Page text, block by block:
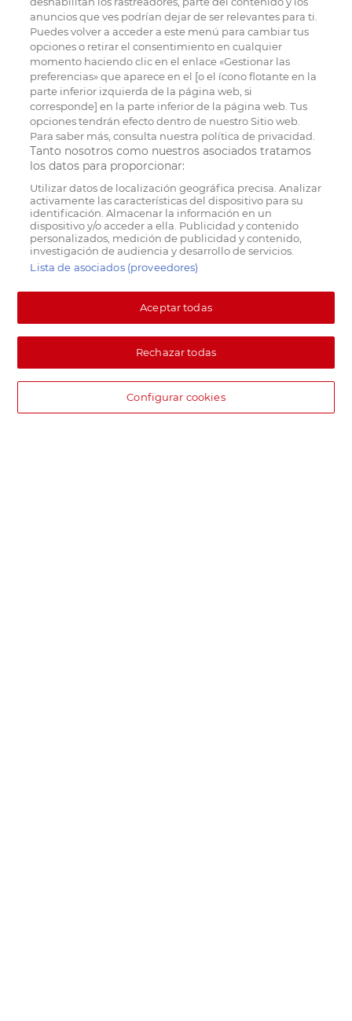
anuncios que ves podrían dejar de ser relevantes para ti.
Puedes volver a acceder a este menú para cambiar tus
opciones o retirar el consentimiento en cualquier
momento haciendo clic en el enlace «Gestionar las
preferencias» que aparece en el [o el ícono flotante en la
parte inferior izquierda de la página web, si
corresponde] en la parte inferior de la página web. Tus
opciones tendrán efecto dentro de nuestro Sitio web.
Para saber más, consulta nuestra política de privacidad.
Tanto nosotros como nuestros asociados tratamos
los datos para proporcionar:
Utilizar datos de localización geográfica precisa. Analizar
activamente las características del dispositivo para su
identificación. Almacenar la información en un
dispositivo y/o acceder a ella. Publicidad y contenido
personalizados, medición de publicidad y contenido,
investigación de audiencia y desarrollo de servicios.
Lista de asociados (proveedores)
Aceptar todas
Rechazar todas
Configurar cookies